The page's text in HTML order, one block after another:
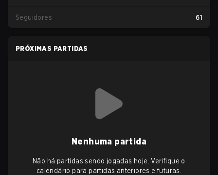
Seguidores 61
PRÓXIMAS PARTIDAS
Nenhuma partida
Não há partidas sendo jogadas hoje. Verifique o
calendário para partidas anteriores e futuras.